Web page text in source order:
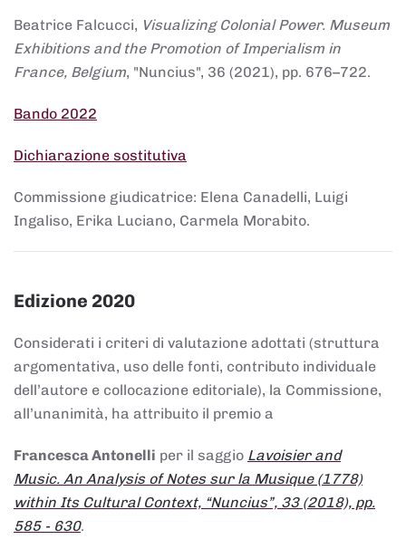
Beatrice Falcucci, Visualizing Colonial Power. Museum
Exhibitions and the Promotion of Imperialism in
France, Belgium, "Nuncius", 36 (2021), pp. 676–722.
Bando 2022
Dichiarazione sostitutiva
Commissione giudicatrice: Elena Canadelli, Luigi
Ingaliso, Erika Luciano, Carmela Morabito.
Edizione 2020
Considerati i criteri di valutazione adottati (struttura
argomentativa, uso delle fonti, contributo individuale
dell’autore e collocazione editoriale), la Commissione,
all’unanimità, ha attribuito il premio a
Francesca Antonelli per il saggio Lavoisier and
Music. An Analysis of Notes sur la Musique (1778)
within Its Cultural Context, “Nuncius”, 33 (2018), pp.
585 - 630.